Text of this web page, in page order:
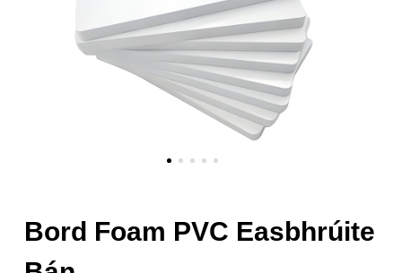
Bord Foam PVC Easbhrúite